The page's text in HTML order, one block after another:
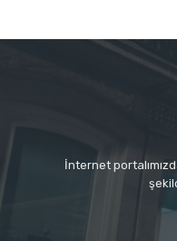
İnternet